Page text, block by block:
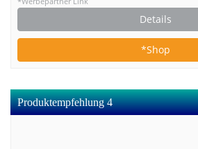
Details
*Shop
Produktempfehlung 4